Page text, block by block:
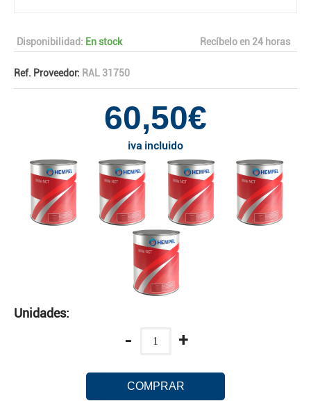
Disponibilidad: En stock Recíbelo en 24 horas
Ref. Proveedor: RAL 31750
60,50€
iva incluido
Unidades:
- +
COMPRAR